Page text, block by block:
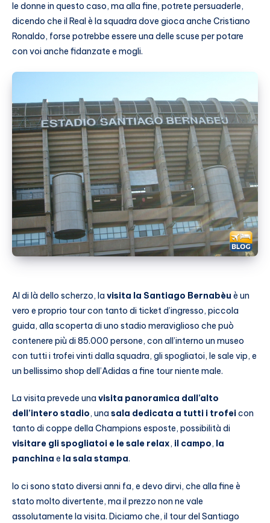
le donne in questo caso, ma alla fine, potrete persuaderle,
dicendo che il Real è la squadra dove gioca anche Cristiano
Ronaldo, forse potrebbe essere una delle scuse per potare
con voi anche fidanzate e mogli.
Al di là dello scherzo, la visita la Santiago Bernabèu è un
vero e proprio tour con tanto di ticket d’ingresso, piccola
guida, alla scoperta di uno stadio meraviglioso che può
contenere più di 85.000 persone, con all’interno un museo
con tutti i trofei vinti dalla squadra, gli spogliatoi, le sale vip, e
un bellissimo shop dell’Adidas a fine tour niente male.
La visita prevede una visita panoramica dall’alto
dell’intero stadio, una sala dedicata a tutti i trofeicon
tanto di coppe della Champions esposte, possibilità di
visitare gli spogliatoi e le sale relax, il campo, la
panchina e la sala stampa.
Io ci sono stato diversi anni fa, e devo dirvi, che alla fine è
stato molto divertente, ma il prezzo non ne vale
assolutamente la visita. Diciamo che, il tour del Santiago